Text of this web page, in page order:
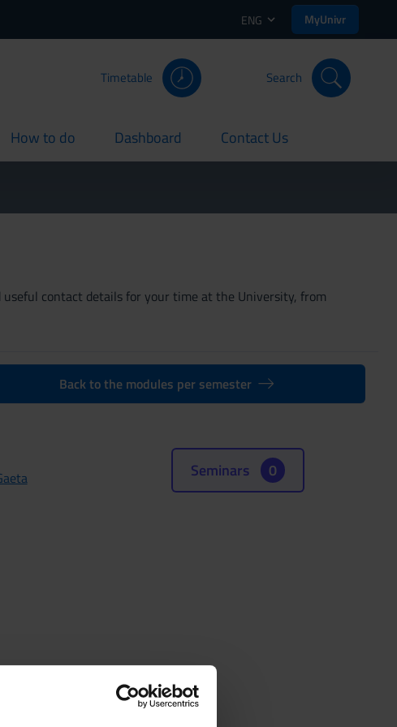
ENG MyUnivr
Timetable Search
How to do
current Dashboard
current Contact Us
current
contact details for your time at the University, from
Back to the modules per semester
Seminars 0